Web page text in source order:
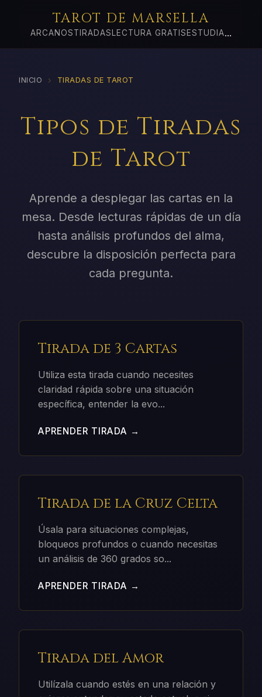
TAROT DE MARSELLA
ARCANOSTIRADAS LECTURA GRATIS ESTUDIA...
INICIO › TIRADAS DE TAROT
Tipos de Tiradas
de Tarot
Aprende a desplegar las cartas en la
mesa. Desde lecturas rápidas de un día
hasta análisis profundos del alma,
descubre la disposición perfecta para
cada pregunta.
Tirada de 3 Cartas
Utiliza esta tirada cuando necesites
claridad rápida sobre una situación
específica, entender la evo...
APRENDER TIRADA →
Tirada de la Cruz Celta
Úsala para situaciones complejas,
bloqueos profundos o cuando necesitas
un análisis de 360 grados so...
APRENDER TIRADA →
Tirada del Amor
Utilízala cuando estés en una relación y